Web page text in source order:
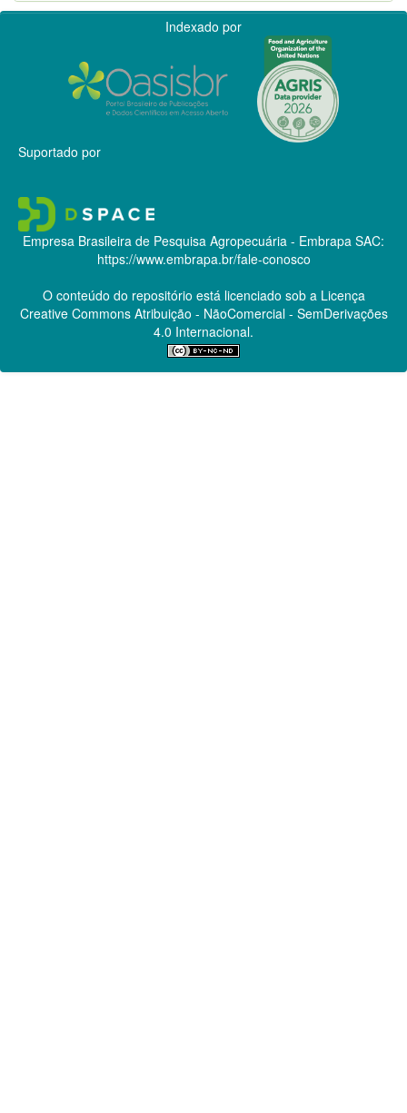
Indexado por
Suportado por
Empresa Brasileira de Pesquisa Agropecuária - Embrapa SAC:
https://www.embrapa.br/fale-conosco
O conteúdo do repositório está licenciado sob a Licença
Creative CommonsAtribuição - NãoComercial - SemDerivações
4.0 Internacional.